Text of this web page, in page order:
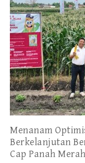
Menanam
Berkelanjutan
Cap Panah Merah